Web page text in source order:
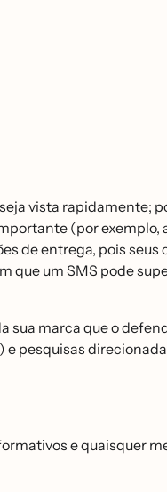
vista rapidamente;
(por
de entrega, pois
que um SMS pode
sua marca que o
pesquisas
e quaisquer